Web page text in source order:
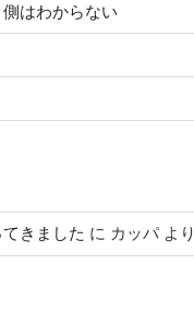
はわからない
きました に カッパより